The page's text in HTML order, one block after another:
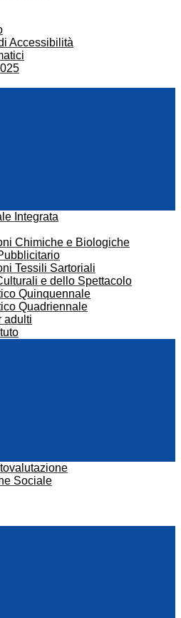
Accessibilità
Integrata
Chimiche e Biologiche
Tessili Sartoriali
e dello Spettacolo
Quinquennale
Quadriennale
adulti
Sociale